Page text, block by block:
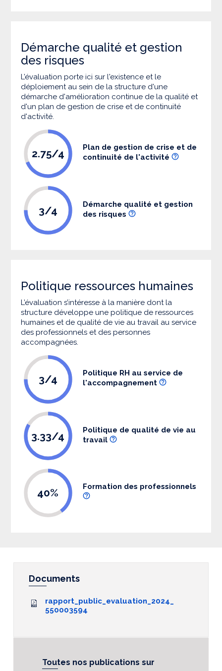
Démarche qualité et gestion
des risques
L’évaluation porte ici sur l'existence et le
déploiement au sein de la structure d'une
démarche d'amélioration continue de la qualité et
d'un plan de gestion de crise et de continuité
d'activité.
2.75/4
Plan de gestion de crise et de
continuité de l'activité
3/4
Démarche qualité et gestion
des risques
Politique ressources humaines
L’évaluation s’intéresse à la manière dont la
structure développe une politique de ressources
humaines et de qualité de vie au travail au service
des professionnels et des personnes
accompagnées.
3/4
Politique RH au service de
l'accompagnement
3.33/4
Politique de qualité de vie au
travail
40% Formation des professionnels
Documents
rapport_public_evaluation_2024_
550003594
Toutes nos publications sur